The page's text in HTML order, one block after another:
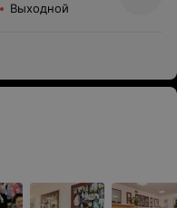
Выходной